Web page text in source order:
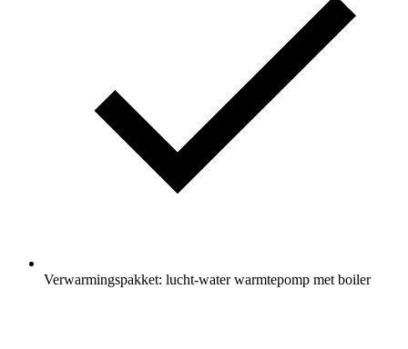
Verwarmingspakket: lucht-water warmtepomp met boiler